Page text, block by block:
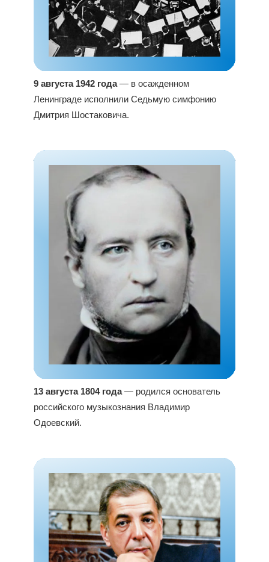
9 августа 1942 года— в осажденном
Ленинграде исполнили Седьмую симфонию
Дмитрия Шостаковича.
13 августа 1804 года— родился основатель
российского музыкознания Владимир
Одоевский.